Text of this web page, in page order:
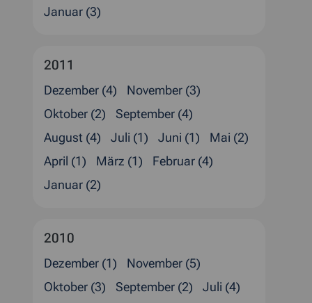
Januar (3)
2011
Dezember (4)
November (3)
Oktober (2)
September (4)
August (4)
Juli (1) Juni (1)
Mai (2)
April (1)
März (1)
Februar (4)
Januar (2)
2010
Dezember (1)
November (5)
Oktober (3)
September (2)
Juli (4)